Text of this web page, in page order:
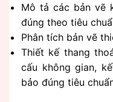
Mô tả các bản vẽ
đúng theo tiêu
Phân tích bản vẽ
Thiết kế thang
cấu không gian,
bảo đúng tiêu